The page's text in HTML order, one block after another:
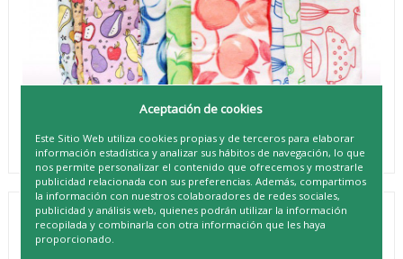
PACK 3 PAMEX PAÑO MICROFIBRA
ESTAMPADO
Aceptación de cookies
Este Sitio Web utiliza cookies propias y de terceros para elaborar
información estadística y analizar sus hábitos de navegación, lo que
nos permite personalizar el contenido que ofrecemos y mostrarle
publicidad relacionada con sus preferencias. Además, compartimos
la información con nuestros colaboradores de redes sociales,
publicidad y análisis web, quienes podrán utilizar la información
recopilada y combinarla con otra información que les haya
proporcionado.